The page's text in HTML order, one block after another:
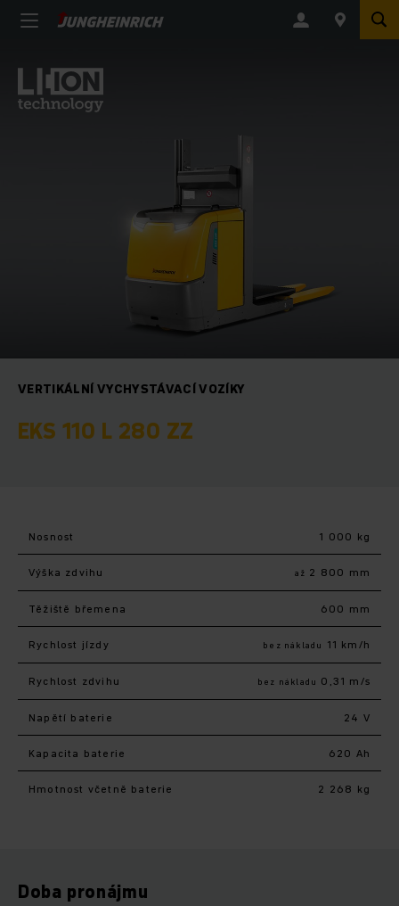
VERTIKÁLNÍ VYCHYSTÁVACÍ VOZÍKY
EKS 110 L 280 ZZ
Nosnost 1 000 kg
Výška zdvihu až 2 800 mm
Těžiště břemena 600 mm
Rychlost jízdy bez nákladu 11 km/h
Rychlost zdvihu bez nákladu 0,31 m/s
Napětí baterie 24 V
Kapacita baterie 620 Ah
Hmotnost včetně baterie 2 268 kg
Doba pronájmu